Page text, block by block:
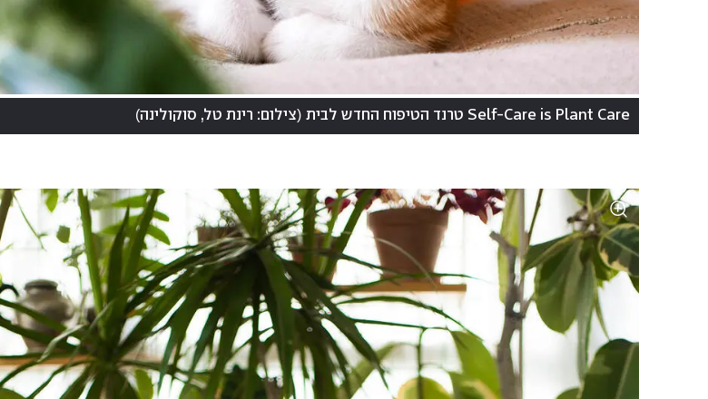
Self-Care is Plant Care טרנד הטיפוח החדש לבית (צילום: רינת טל, סוקולינה)